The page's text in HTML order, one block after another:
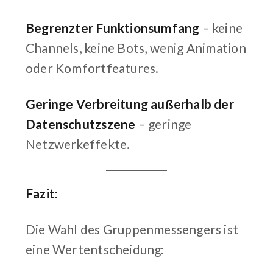
Begrenzter Funktionsumfang – keine
Channels, keine Bots, wenig Animation
oder Komfortfeatures.
Geringe Verbreitung außerhalb der
Datenschutzszene – geringe
Netzwerkeffekte.
Fazit:
Die Wahl des Gruppenmessengers ist
eine Wertentscheidung: